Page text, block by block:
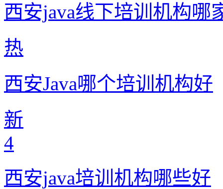
西安java线下培训机构哪
热
西安Java哪个培训机构好
新
4
西安java培训机构哪些好